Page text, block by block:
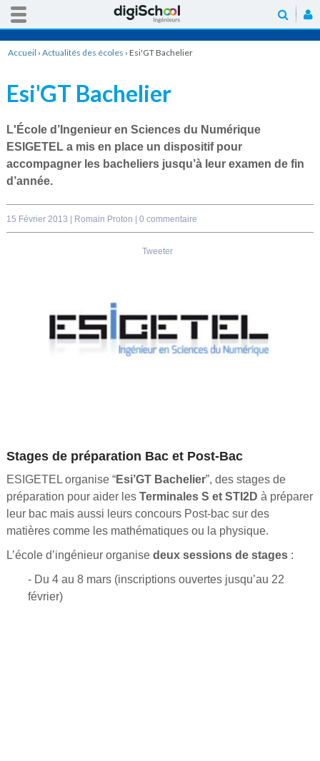
Accueil › Actualités des écoles › Esi'GT Bachelier
Esi'GT Bachelier
L'École d’Ingenieur en Sciences du Numérique
ESIGETEL a mis en place un dispositif pour
accompagner les bacheliers jusqu’à leur examen de fin
d’année.
15 Février 2013 | Romain Proton 0 commentaire
Tweeter
Stages de préparation Bac et Post-Bac
ESIGETEL organise “Esi’GT Bachelier”, des stages de
préparation pour aider les Terminales S et STI2D à préparer
leur bac mais aussi leurs concours Post-bac sur des
matières comme les mathématiques ou la physique.
L’école d’ingénieur organise deux sessions de stages:
- Du 4 au 8 mars (inscriptions ouvertes jusqu’au 22
février)